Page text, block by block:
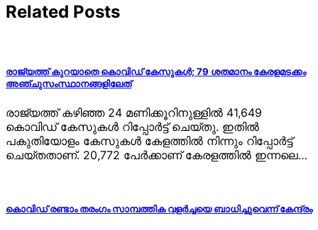
Related Posts
രാജ്യത്ത് കുറയാതെ കൊവിഡ് കേസുകള്‍; 79 ശതമാനം കേരളമടക്കം
അഞ്ചുസംസ്ഥാനങ്ങളിലേത്
രാജ്യത്ത് കഴിഞ്ഞ 24 മണിക്കൂറിനുള്ളില്‍ 41,649
കൊവിഡ് കേസുകള്‍ റിപ്പോര്‍ട്ട് ചെയ്തു. ഇതില്‍
പകുതിയോളം കേസുകള്‍ കേളത്തില്‍ നിന്നും റിപ്പോര്‍ട്ട്
ചെയ്തതാണ്. 20,772 പേര്‍ക്കാണ് കേരളത്തില്‍ ഇന്നലെ…
കൊവിഡ് രണ്ടാം തരംഗം സാമ്പത്തിക വളര്‍ച്ചയെ ബാധിച്ചുവെന്ന് കേന്ദ്രം